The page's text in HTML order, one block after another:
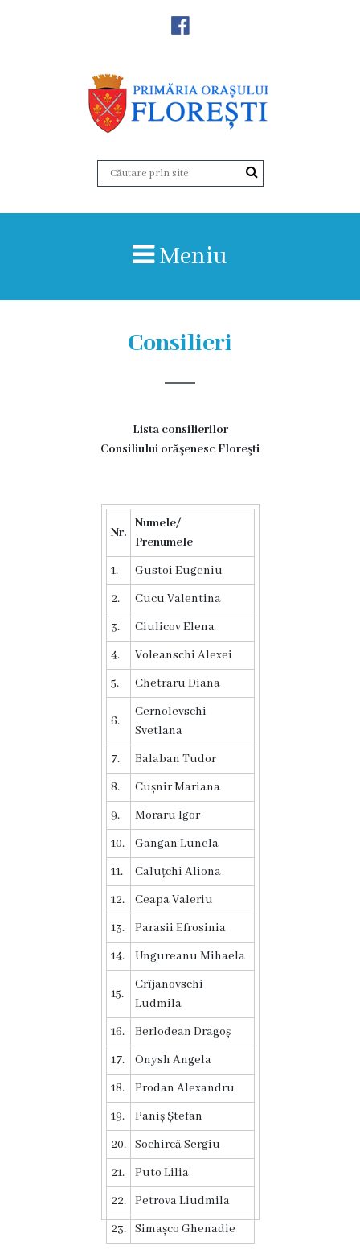
Primăria
Structura,
Organigrama
Dispoziţiile
primarului
Rapoartele
primarului
investiționale
derulare
Proiecte
prioritare
finanțare
Proiecte
finalizate
subordonate
Secretar
Meniu
Consilieri
Lista consilierilor
Consiliului orăşenesc Floreşti
Nr.
Numele/
Prenumele
1.
Gustoi Eugeniu
2.
Cucu Valentina
3.
CiulicovElena
4.
Voleanschi Alexei
5.
Chetraru Diana
6.
Cernolevschi
Svetlana
7.
Balaban Tudor
8.
CușnirMariana
9.
Moraru Igor
10.
Gangan Lunela
11.
Caluțchi Aliona
12.
CeapaValeriu
13.
Parasii Efrosinia
14.
Ungureanu Mihaela
15.
Crîjanovschi
Ludmila
16.
Berlodean Dragoș
17.
Onysh Angela
18.
Prodan Alexandru
19.
Paniș Ștefan
20.
SochircăSergiu
21.
Puto Lilia
22.
PetrovaLiudmila
23.
Simașco Ghenadie